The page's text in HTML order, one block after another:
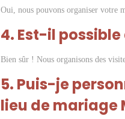
Oui, nous pouvons organiser votre
4. Est-il
Bien sûr ! Nous organisons des
5. Puis-je
lieu de mariage